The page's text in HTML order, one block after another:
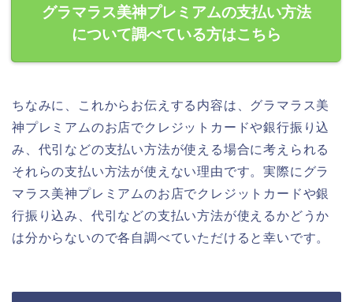
グラマラス美神プレミアムの支払い方法
について調べている方はこちら
ちなみに、これからお伝えする内容は、グラマラス美
神プレミアムのお店でクレジットカードや銀行振り込
み、代引などの支払い方法が使える場合に考えられる
それらの支払い方法が使えない理由です。実際にグラ
マラス美神プレミアムのお店でクレジットカードや銀
行振り込み、代引などの支払い方法が使えるかどうか
は分からないので各自調べていただけると幸いです。